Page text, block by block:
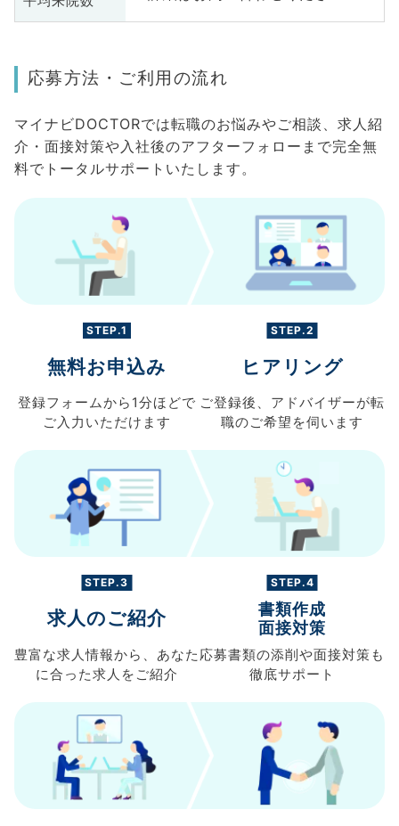
応募方法・ご利用の流れ
マイナビDOCTORでは転職のお悩みやご相談、求人紹
介・面接対策や入社後のアフターフォローまで完全無
料でトータルサポートいたします。
STEP.1
無料お申込み
登録フォームから 1分ほどで
ご入力 いただけます
STEP.2
ヒアリング
ご登録後、 アドバイザーが転
職のご希望を伺います
STEP.3
求人のご紹介
豊富な求人情報から、 あなた
に合った求人を ご紹介
STEP.4
書類作成
面接対策
応募書類の添削や面接対策も
徹底サポート